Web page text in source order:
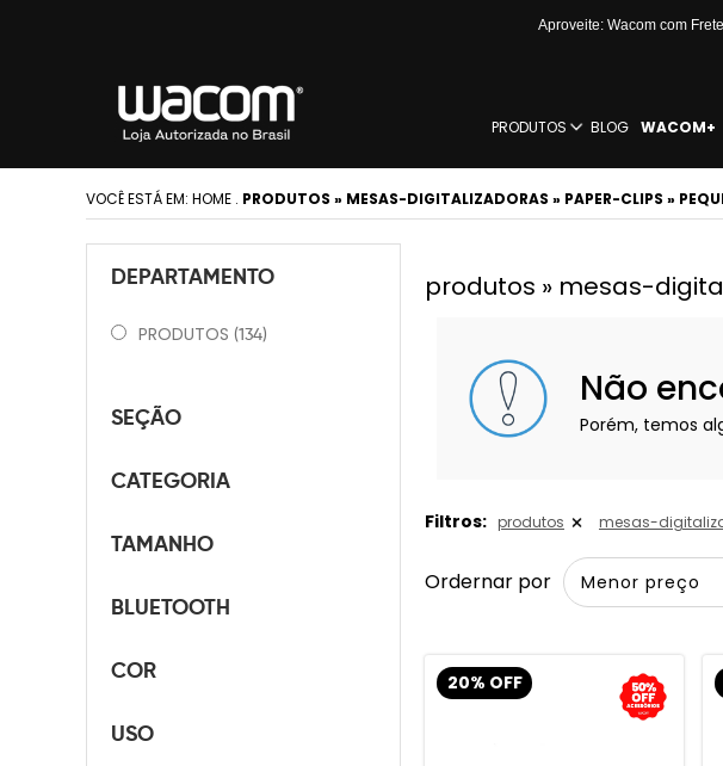
Aproveite: Wacom com
PRODUTOS BLOG WACOM+
VOCÊ ESTÁ EM: HOME . PRODUTOS » MESAS-DIGITALIZADORAS » PAPER-CLIPS »
DEPARTAMENTO
PRODUTOS (134)
SEÇÃO
CATEGORIA
TAMANHO
BLUETOOTH
COR
USO
produtos » mesas-
Não
Porém, temos
Filtros: produtos mesas-
Ordernar por
20% OFF